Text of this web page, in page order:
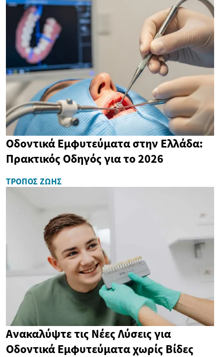
Οδοντικά Εμφυτεύματα στην Ελλάδα:
Πρακτικός Οδηγός για το 2026
ΤΡΌΠΟΣ ΖΩΉΣ
Ανακαλύψτε τις Νέες Λύσεις για
Οδοντικά Εμφυτεύματα χωρίς Βίδες